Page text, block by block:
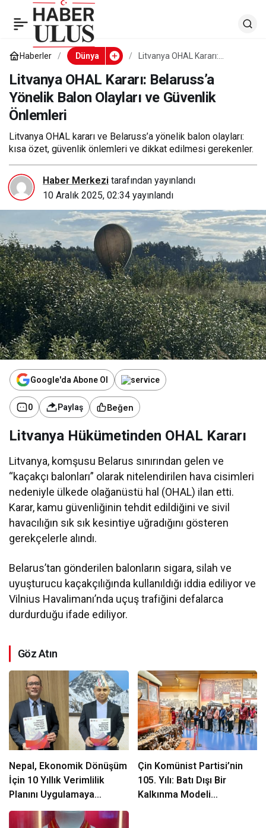
Haberler Dünya
Litvanya OHAL Kararı:
Olayları ve Güvenlik Önlemleri
Litvanya OHAL Kararı: Belaruss’a
Yönelik Balon Olayları ve Güvenlik
Önlemleri
Litvanya OHAL kararı ve Belaruss’a yönelik balon olayları:
kısa özet, güvenlik önlemleri ve dikkat edilmesi gerekenler.
Haber Merkezi tarafından yayınlandı
10 Aralık 2025, 02:34 yayınlandı
Google'da Abone Ol
0 Paylaş Beğen
Litvanya Hükümetinden OHAL Kararı
Litvanya, komşusu Belarus sınırından gelen ve
“kaçakçı balonları” olarak nitelendirilen hava cisimleri
nedeniyle ülkede olağanüstü hal (OHAL) ilan etti.
Karar, kamu güvenliğinin tehdit edildiğini ve sivil
havacılığın sık sık kesintiye uğradığını gösteren
gerekçelerle alındı.
Belarus’tan gönderilen balonların sigara, silah ve
uyuşturucu kaçakçılığında kullanıldığı iddia ediliyor ve
Vilnius Havalimanı’nda uçuş trafiğini defalarca
durdurduğu ifade ediliyor.
Göz Atın
Nepal, Ekonomik Dönüşüm
İçin 10 Yıllık Verimlilik
Planını Uygulamaya
Koyuyor mu?
Çin Komünist Partisi’nin
105. Yılı: Batı Dışı Bir
Kalkınma Modeli
Litvanya OHAL Kararı:
Belaruss’a Yönelik
Balon Olayları ve
Güvenlik Önlemleri